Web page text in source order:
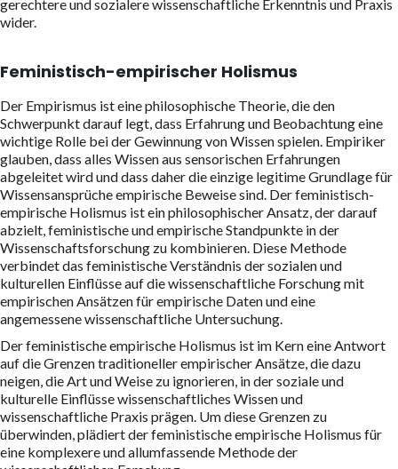
gerechtere und sozialere wissenschaftliche Erkenntnis und Praxis
wider.
Feministisch-empirischer Holismus
Der Empirismus ist eine philosophische Theorie, die den
Schwerpunkt darauf legt, dass Erfahrung und Beobachtung eine
wichtige Rolle bei der Gewinnung von Wissen spielen. Empiriker
glauben, dass alles Wissen aus sensorischen Erfahrungen
abgeleitet wird und dass daher die einzige legitime Grundlage für
Wissensansprüche empirische Beweise sind. Der feministisch-
empirische Holismus ist ein philosophischer Ansatz, der darauf
abzielt, feministische und empirische Standpunkte in der
Wissenschaftsforschung zu kombinieren. Diese Methode
verbindet das feministische Verständnis der sozialen und
kulturellen Einflüsse auf die wissenschaftliche Forschung mit
empirischen Ansätzen für empirische Daten und eine
angemessene wissenschaftliche Untersuchung.
Der feministische empirische Holismus ist im Kern eine Antwort
auf die Grenzen traditioneller empirischer Ansätze, die dazu
neigen, die Art und Weise zu ignorieren, in der soziale und
kulturelle Einflüsse wissenschaftliches Wissen und
wissenschaftliche Praxis prägen. Um diese Grenzen zu
überwinden, plädiert der feministische empirische Holismus für
eine komplexere und allumfassende Methode der